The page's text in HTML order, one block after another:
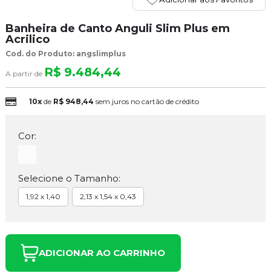
Banheira de Canto Anguli Slim Plus em
Acrilico
Cod. do Produto: angslimplus
A partir de R$ 9.484,44
10xde R$ 948,44 sem juros no cartão de crédito
Cor:
Selecione o Tamanho:
1,92 x 1,40 2,13 x 1,54 x 0,43
ADICIONAR AO CARRINHO